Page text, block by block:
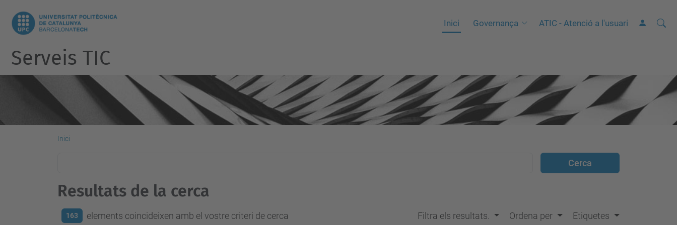
Inici Governança ATIC - Atenció a l'usuari Cerca
C
a
Serveis TIC
Inici
Resultats de la cerca
163 elements coincideixen amb el vostre criteri de cerca Filtra els resultats. Ordena per Etiquetes